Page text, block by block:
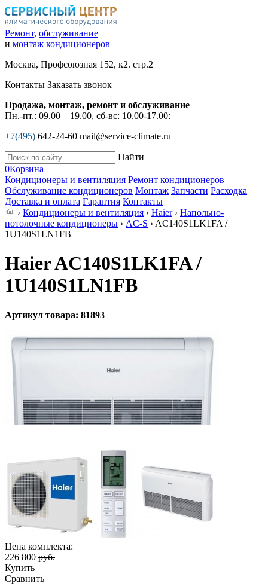
Ремонт, обслуживание
и монтаж кондиционеров
Москва, Профсоюзная 152, к2. стр.2
Контакты Заказать звонок
Продажа, монтаж, ремонт и обслуживание
Пн.-пт.: 09.00—19.00, сб-вс: 10.00-17.00:
+7(495) 642-24-60 mail@service-climate.ru
Найти
0Корзина
Кондиционеры и вентиляция Ремонт кондиционеров
Обслуживание кондиционеров Монтаж Запчасти Расходка
Доставка и оплата Гарантия Контакты
› Кондиционеры и вентиляция › Haier› Напольно-
потолочные кондиционеры › AC-S › AC140S1LK1FA /
1U140S1LN1FB
Haier AC140S1LK1FA /
1U140S1LN1FB
Артикул товара: 81893
Цена комплекта:
226 800 руб.
Купить
Сравнить